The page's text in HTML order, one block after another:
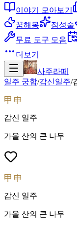
이야기 모아보기
꿈해몽
점성술
무료 도구 모음
더보기
사주라떼
일주 궁합/갑신일주/
甲申
갑신 일주
가을 산의 큰 나무
甲申
갑신 일주
가을 산의 큰 나무